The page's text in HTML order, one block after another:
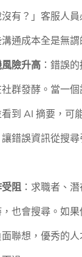
有？」客服人
通成本全是無謂
險升高 ：錯誤
群發酵。當一
到 AI 摘要，可
錯誤資訊從搜
阻 ：求職者、
也會搜尋。如
聯想，優秀的